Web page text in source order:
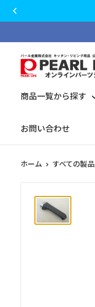
ン
ッ
PEARL
LIFE
オ
イ
パ
ー
商品一覧から探す
お問い合わせ
ホーム すべての製品